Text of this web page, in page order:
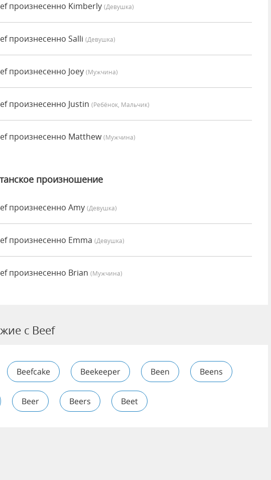
произнесенно Kimberly (девушка)
произнесенно Salli (девушка)
произнесенно Joey (мужчина)
произнесенно Justin (Ребёнок, Мальчик)
произнесенно Matthew(мужчина)
произношение
произнесенно Amy (девушка)
произнесенно Emma (девушка)
произнесенно Brian (мужчина)
с Beef
Beefcake Beekeeper Been Beens
Beer Beers Beet